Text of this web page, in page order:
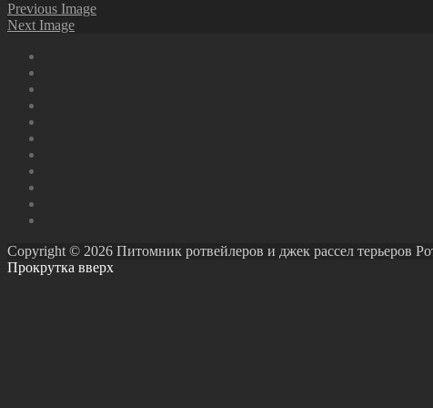
Previous Image
Next Image
Copyright © 2026 Питомник ротвейлеров и джек рассел терьеров
Прокрутка вверх